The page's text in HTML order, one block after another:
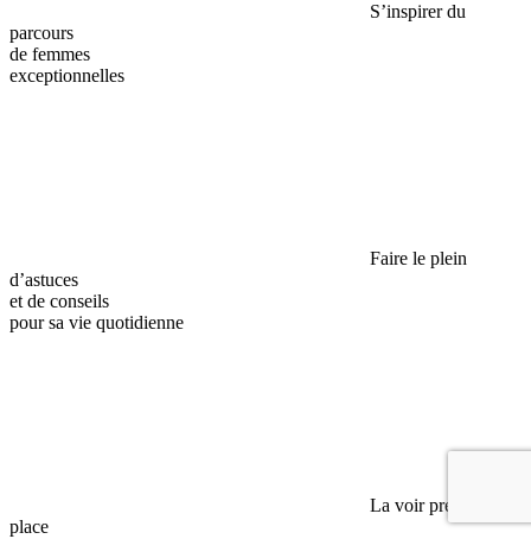
S’inspirer du
parcours
de femmes
exceptionnelles
Faire le plein
d’astuces
et de conseils
pour sa vie quotidienne
La voir prendre sa
place